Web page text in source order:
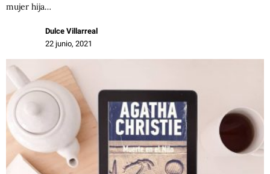
mujer hija…
Dulce Villarreal
22 junio, 2021